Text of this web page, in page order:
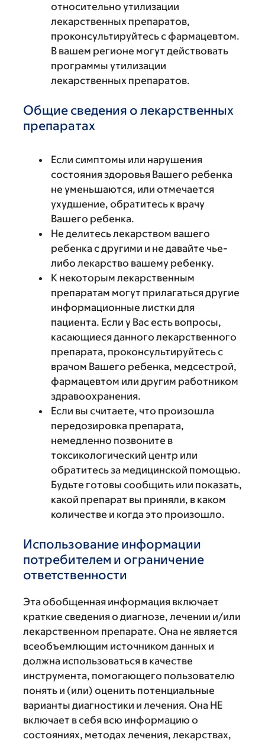
относительно утилизации
лекарственных препаратов,
проконсультируйтесь с фармацевтом.
В вашем регионе могут действовать
программы утилизации
лекарственных препаратов.
Общие сведения о лекарственных
препаратах
Если симптомы или нарушения
состояния здоровья Вашего ребенка
не уменьшаются, или отмечается
ухудшение, обратитесь к врачу
Вашего ребенка.
Не делитесь лекарством вашего
ребенка с другими и не давайте чье-
либо лекарство вашему ребенку.
К некоторым лекарственным
препаратам могут прилагаться другие
информационные листки для
пациента. Если у Вас есть вопросы,
касающиеся данного лекарственного
препарата, проконсультируйтесь с
врачом Вашего ребенка, медсестрой,
фармацевтом или другим работником
здравоохранения.
Если вы считаете, что произошла
передозировка препарата,
немедленно позвоните в
токсикологический центр или
обратитесь за медицинской помощью.
Будьте готовы сообщить или показать,
какой препарат вы приняли, в каком
количестве и когда это произошло.
Использование информации
потребителем и ограничение
ответственности
Эта обобщенная информация включает
краткие сведения о диагнозе, лечении и/или
лекарственном препарате. Она не является
всеобъемлющим источником данных и
должна использоваться в качестве
инструмента, помогающего пользователю
понять и (или) оценить потенциальные
варианты диагностики и лечения. Она НЕ
включает в себя всю информацию о
состояниях, методах лечения, лекарствах,